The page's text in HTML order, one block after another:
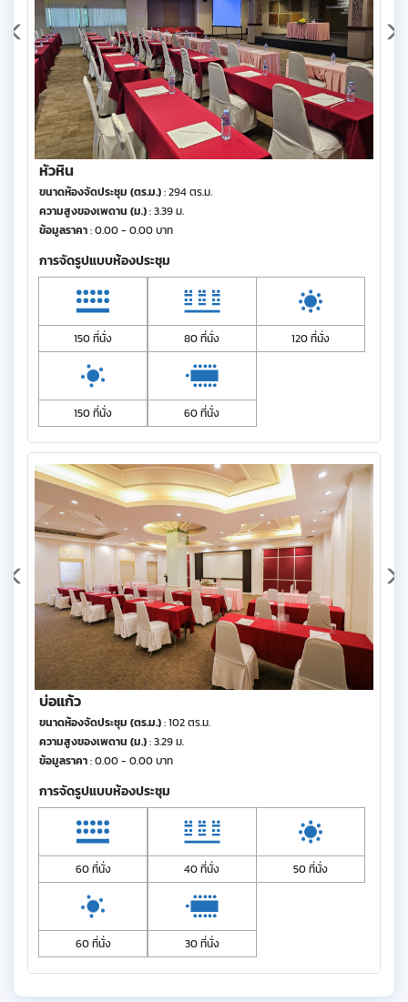
หัวหิน
ขนาดห้องจัดประชุม (ตร.ม.): 294 ตร.ม.
ความสูงของเพดาน (ม.): 3.39 ม.
ข้อมูลราคา: 0.00 - 0.00 บาท
การจัดรูปแบบห้องประชุม
150 ที่นั่ง 80 ที่นั่ง 120 ที่นั่ง
150 ที่นั่ง 60 ที่นั่ง
บ่อแก้ว
ขนาดห้องจัดประชุม (ตร.ม.): 102 ตร.ม.
ความสูงของเพดาน (ม.): 3.29 ม.
ข้อมูลราคา: 0.00 - 0.00 บาท
การจัดรูปแบบห้องประชุม
60 ที่นั่ง 40 ที่นั่ง 50 ที่นั่ง
60 ที่นั่ง 30 ที่นั่ง